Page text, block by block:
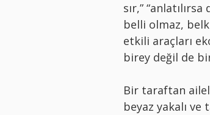
sır,”
belli olmaz,
etkili araçları
birey değil de
Bir taraftan
beyaz yakalı ve